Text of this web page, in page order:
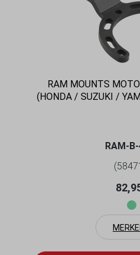
RAM MOUNTS
(HONDA / SUZUKI /
RAM-